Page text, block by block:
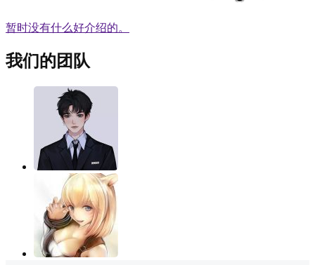
暂时没有什么好介绍的。
我们的团队